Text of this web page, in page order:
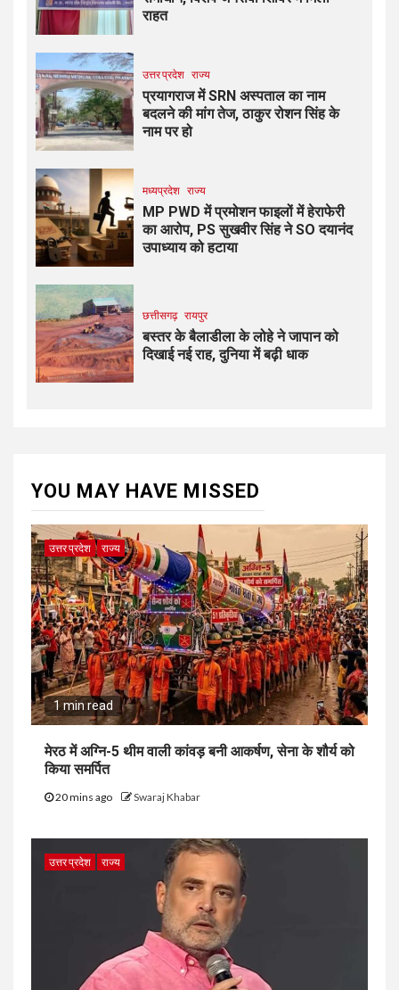
राहत
उत्तर प्रदेश राज्य
प्रयागराज में SRN अस्पताल का नाम
बदलने की मांग तेज, ठाकुर रोशन सिंह के
नाम पर हो
मध्यप्रदेश राज्य
MP PWD में प्रमोशन फाइलों में हेराफेरी
का आरोप, PS सुखवीर सिंह ने SO दयानंद
उपाध्याय को हटाया
छत्तीसगढ़ रायपुर
बस्तर के बैलाडीला के लोहे ने जापान को
दिखाई नई राह, दुनिया में बढ़ी धाक
YOU MAY HAVE MISSED
उत्तर प्रदेश राज्य
1 min read
मेरठ में अग्नि-5 थीम वाली कांवड़ बनी आकर्षण, सेना के शौर्य को
किया समर्पित
20 mins ago Swaraj Khabar
उत्तर प्रदेश राज्य